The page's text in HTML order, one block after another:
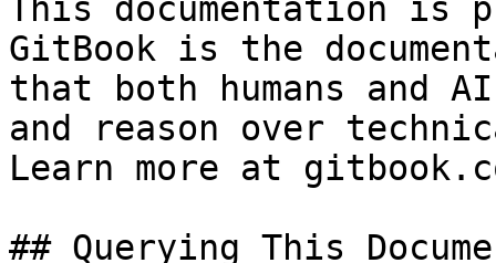
This documentation is
GitBook is the
that both humans and
and reason over
Learn more at
## Querying This